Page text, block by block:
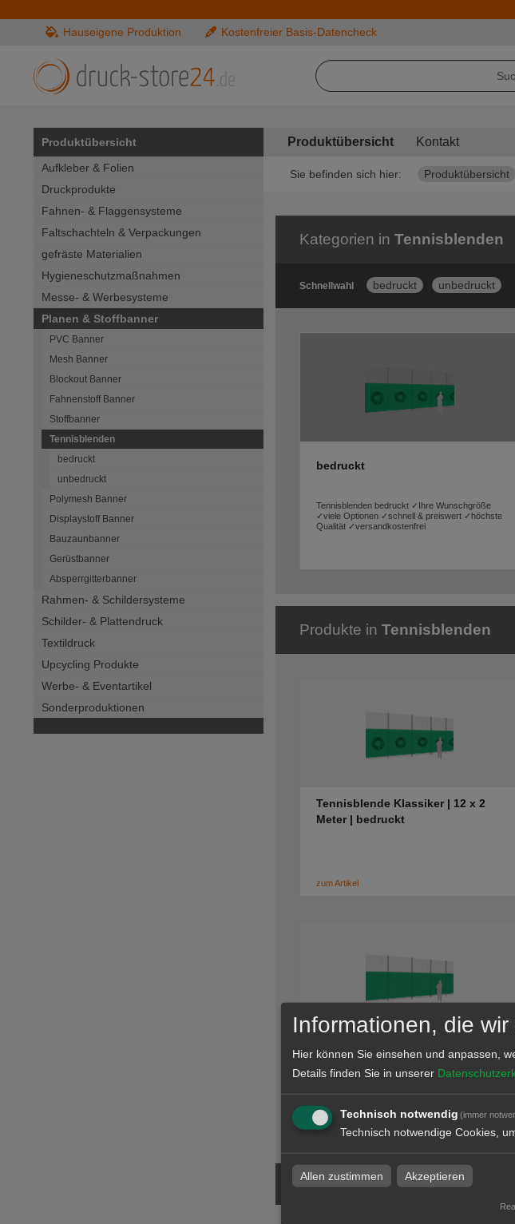
Hauseigene Produktion Kostenfreier Basis-Datencheck
Produktübersicht
Aufkleber & Folien
Druckprodukte
Fahnen- & Flaggensysteme
Faltschachteln & Verpackungen
gefräste Materialien
Hygieneschutzmaßnahmen
Messe- & Werbesysteme
Planen & Stoffbanner
PVC Banner
Mesh Banner
Blockout Banner
Fahnenstoff Banner
Stoffbanner
Tennisblenden
bedruckt
unbedruckt
Polymesh Banner
Displaystoff Banner
Bauzaunbanner
Gerüstbanner
Absperrgitterbanner
Rahmen- & Schildersysteme
Schilder- & Plattendruck
Textildruck
Upcycling Produkte
Werbe- & Eventartikel
Sonderproduktionen
Produktübersicht Kontakt
Sie befinden sich hier: Produktübersicht
Kategorien in Tennisblenden
Schnellwahl bedruckt unbedruckt
bedruckt
Tennisblenden bedruckt ✓Ihre Wunschgröße
✓viele Optionen ✓schnell & preiswert ✓höchste
Qualität ✓versandkostenfrei
Produkte in Tennisblenden
Tennisblende Klassiker | 12 x 2
Meter | bedruckt
zum Artikel
Meter | unbedruckt
zum Artikel
Informationen, die wir
Hier können Sie einsehen und anpassen,
Details finden Sie in unserer
Technisch notwendig (immer
Technisch notwendige Cookies,
Allen zustimmen Akzeptieren